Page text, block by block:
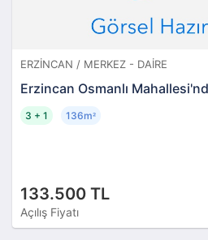
ERZINCAN / MERKEZ - DAIRE
Erzincan Osmanlı
133.500 TL
Açılış Fiyatı
3 + 1 136m²